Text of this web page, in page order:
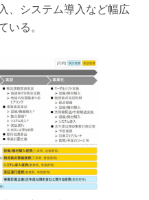
、システム導入など幅広
る。